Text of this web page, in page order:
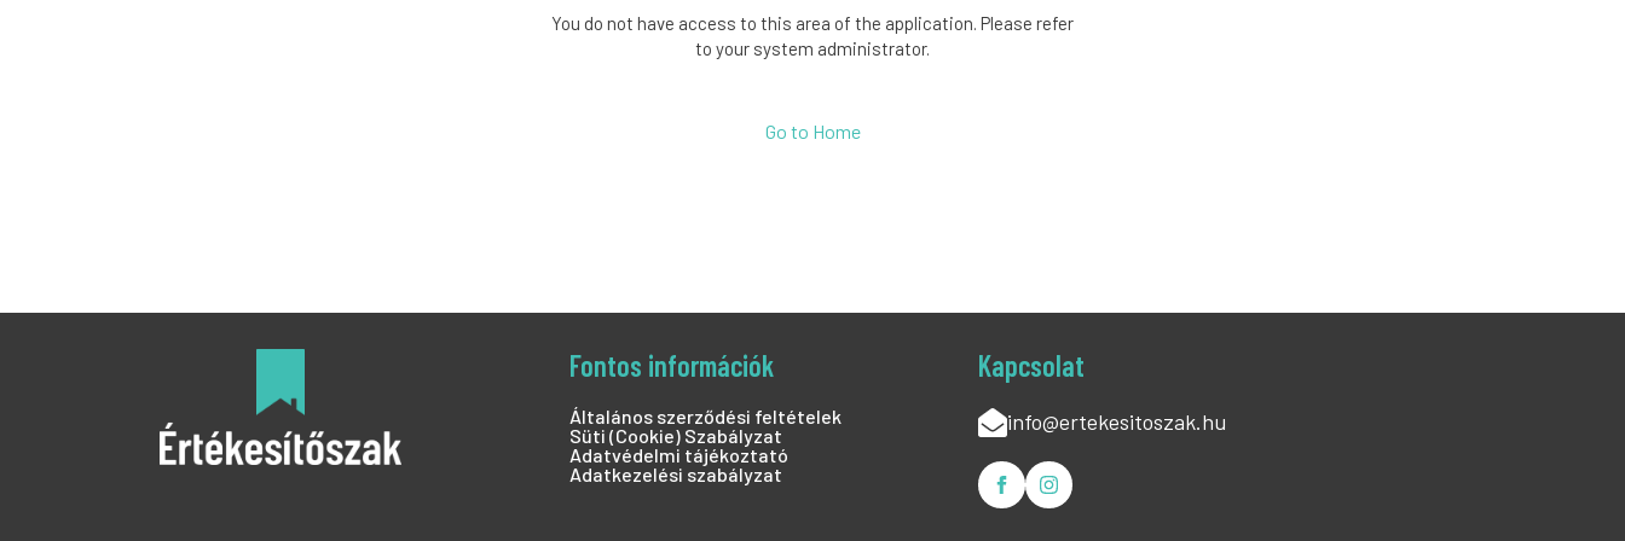
You do not have access to this area of the application. Please refer
to your system administrator.
Go to Home
Fontos információk
Általános szerződési feltételek
Süti (Cookie) Szabályzat
Adatvédelmi tájékoztató
Adatkezelési szabályzat
Kapcsolat
info@ertekesitoszak.hu